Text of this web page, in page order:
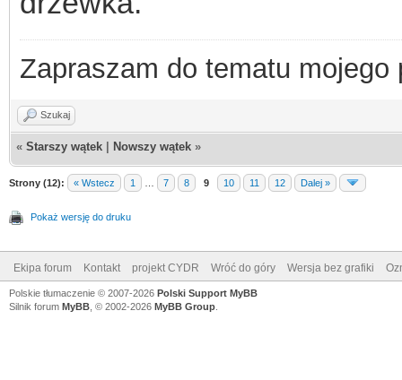
Zapraszam do tematu
Szukaj
« Starszy wątek Nowszy wątek »
Strony (12): « Wstecz 1 7 8 9 10 11 12 Dalej »
Pokaż wersję do druku
Ekipa forum Kontakt projekt CYDR Wróć do góry Wersja bez grafiki
Polskie tłumaczenie © 2007-2026 Polski Support MyBB
Silnik forum MyBB , © 2002-2026 MyBB Group